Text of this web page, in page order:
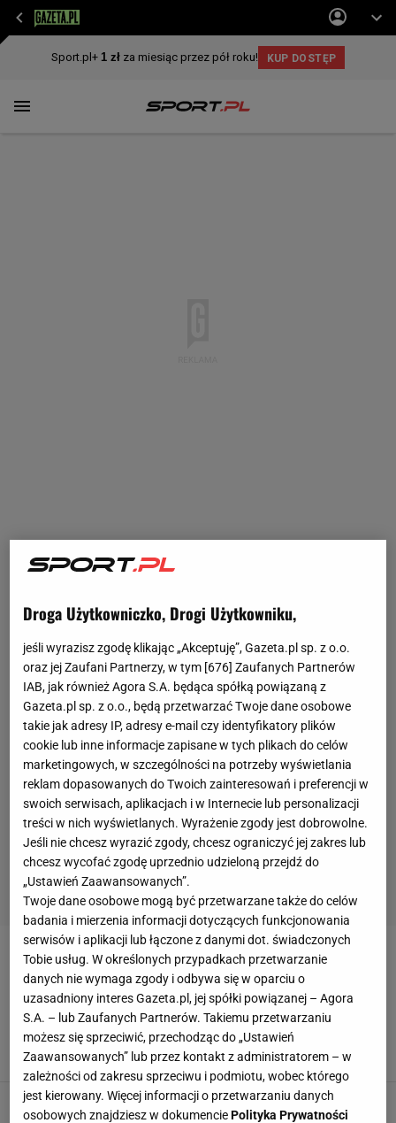
SPALANIE TKANI TŁUSZCZOWEJ
Poziom tkanki tłuszczowej u biegaczy a
wydolność [opinia dietetyka]
Agnieszka Kwiatkowska, Jagoda Podkowska,
2 SIERPNIA 2018, 17:03
Droga Użytkowniczko, Drogi Użytkowniku,
jeśli wyrazisz zgodę klikając „Akceptuję”, Gazeta.pl sp. z o.o.
oraz jej Zaufani Partnerzy, w tym [676] Zaufanych Partnerów
IAB, jak również Agora S.A. będąca spółką powiązaną z
Gazeta.pl sp. z o.o., będą przetwarzać Twoje dane osobowe
takie jak adresy IP, adresy e-mail czy identyfikatory plików
cookie lub inne informacje zapisane w tych plikach do celów
marketingowych, w szczególności na potrzeby wyświetlania
reklam dopasowanych do Twoich zainteresowań i preferencji w
swoich serwisach, aplikacjach i w Internecie lub personalizacji
treści w nich wyświetlanych. Wyrażenie zgody jest dobrowolne.
Jeśli nie chcesz wyrazić zgody, chcesz ograniczyć jej zakres lub
chcesz wycofać zgodę uprzednio udzieloną przejdź do
„Ustawień Zaawansowanych”.
Twoje dane osobowe mogą być przetwarzane także do celów
badania i mierzenia informacji dotyczących funkcjonowania
serwisów i aplikacji lub łączone z danymi dot. świadczonych
Tobie usług. W określonych przypadkach przetwarzanie
danych nie wymaga zgody i odbywa się w oparciu o
uzasadniony interes Gazeta.pl, jej spółki powiązanej – Agora
S.A. – lub Zaufanych Partnerów. Takiemu przetwarzaniu
możesz się sprzeciwić, przechodząc do „Ustawień
Zaawansowanych” lub przez kontakt z administratorem – w
zależności od zakresu sprzeciwu i podmiotu, wobec którego
jest kierowany. Więcej informacji o przetwarzaniu danych
osobowych znajdziesz w dokumenciePolityka Prywatności